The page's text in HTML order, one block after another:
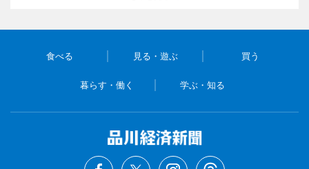
食べる 見る・遊ぶ 買う
暮らす・働く 学ぶ・知る